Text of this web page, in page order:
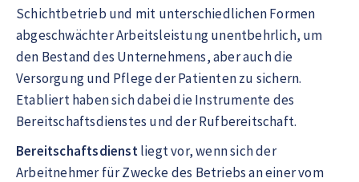
Schichtbetrieb und mit unterschiedlichen Formen
abgeschwächter Arbeitsleistung unentbehrlich, um
den Bestand des Unternehmens, aber auch die
Versorgung und Pflege der Patienten zu sichern.
Etabliert haben sich dabei die Instrumente des
Bereitschaftsdienstes und der Rufbereitschaft.
Bereitschaftsdienstliegt vor, wenn sich der
Arbeitnehmer für Zwecke des Betriebs an einer vom